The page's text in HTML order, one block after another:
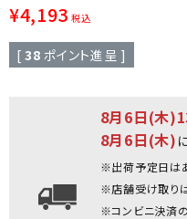
¥4,193 税込
[ 38 ポイント進呈 ]
8月6日(木
8月6日(木)
※出荷予定日はあ
※店舗受け取り
※コンビニ決済